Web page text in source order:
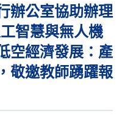
辦公室協助辦理
智慧與無人機
空經濟發展：產
敬邀教師踴躍報